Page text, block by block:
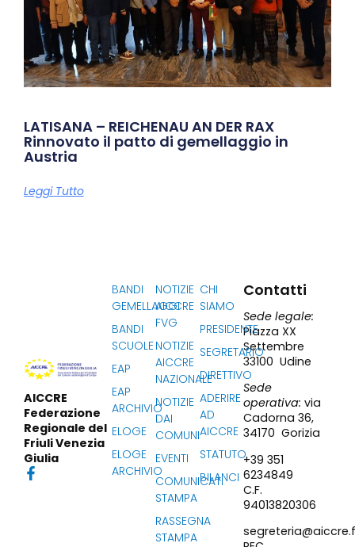
LATISANA – REICHENAU AN DER RAX
Rinnovato il patto di gemellaggio in
Austria
Leggi Tutto
AICCRE
Federazione
Regionale del
Friuli Venezia
Giulia
CHI
SIAMO
PRESIDENTE
SEGRETARIO
DIRETTIVO
ADERIRE
AD
AICCRE
STATUTO
BILANCI
NOTIZIE
AICCRE
FVG
NOTIZIE
AICCRE
NAZIONALE
NOTIZIE
DAI
COMUNI
EVENTI
COMUNICATI
STAMPA
RASSEGNA
STAMPA
BANDI
GEMELLAGGI
BANDI
SCUOLE
EAP
EAP
ARCHIVIO
ELOGE
ELOGE
ARCHIVIO
Contatti
Sede legale:
Piazza XX
Settembre
33100 Udine
Sede
operativa: via
Cadorna 36,
34170 Gorizia
+39 351
6234849
C.F.
94013820306